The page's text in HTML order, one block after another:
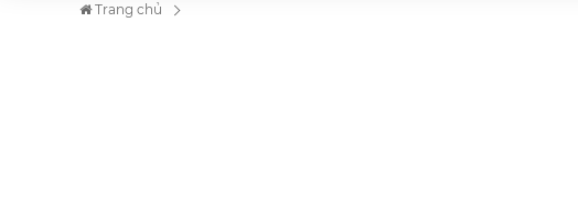
Trang chủ